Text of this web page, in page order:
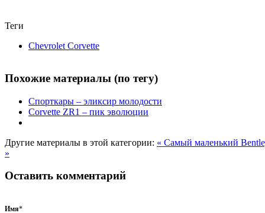
Теги
Chevrolet Corvette
Похожие материалы (по тегу)
Спорткары – эликсир молодости
Corvette ZR1 – пик эволюции
Другие материалы в этой категории: « Самый маленький
»
Оставить комментарий
Имя*